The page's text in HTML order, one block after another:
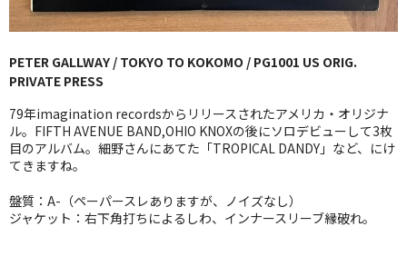
BLUE NOTE
JAZZ-EU
JAZZ-JP
JAZZ-VOCAL
ROCK
PETER GALLWAY / TOKYO TO KOKOMO / PG1001 US ORIG.
PRIVATE PRESS
79年imagination recordsからリリースされたアメリカ・オリジナ
ル。FIFTH AVENUE BAND,OHIO KNOXの後にソロデビューして3枚
目のアルバム。細野さんにあてた「TROPICAL DANDY」など、にけ
てきますね。
盤質：A-（ペーパースレありますが、ノイズなし）
ジャケット：右下角打ちによるしわ、インナースリーブ縁破れ。